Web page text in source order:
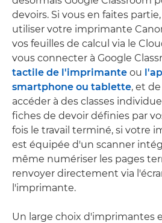
devoirs. Si vous en faites
utiliser votre imprimante
vos feuilles de calcul via le
vous connecter à Google
tactile de l'imprimante ou
smartphone ou tablette, et
accéder à des classes
fiches de devoir définies par
fois le travail terminé, si votre
est équipée d'un scanner
même numériser les pages
renvoyer directement via
l'imprimante.
Un large choix d'imprimantes